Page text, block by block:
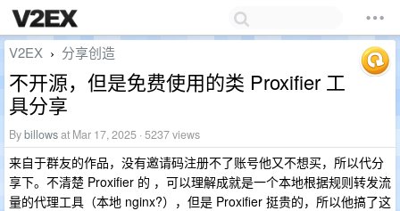
V2EX › 分享创造
不开源，但是免费使用的类 Proxifier 工
具分享
Bybillowsat Mar 17, 2025 · 5237 views
来自于群友的作品，没有邀请码注册不了账号他又不想买，所以代分
享下。不清楚 Proxifier 的 ，可以理解成就是一个本地根据规则转发流
量的代理工具（本地 nginx?），但是 Proxifier 挺贵的，所以他搞了这